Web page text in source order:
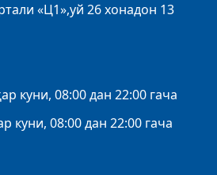
«Ц1»,уй 26 хонадон 13
куни, 08:00 дан 22:00 гача
куни, 08:00 дан 22:00 гача